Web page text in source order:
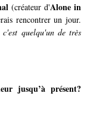
(créateur d'Alone in
rencontrer un jour.
quelqu'un de très
jusqu’à présent?